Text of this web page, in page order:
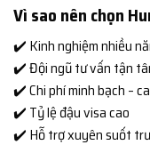
Vì sao nên chọn
✔️ Kinh nghiệm nhiều
✔️ Đội ngũ tư vấn tận
✔️ Chi phí minh bạch –
✔️ Tỷ lệ đậu visa cao
✔️ Hỗ trợ xuyên suốt